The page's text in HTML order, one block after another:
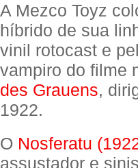
A Mezco Toyz
híbrido de sua
vinil rotocast e
vampiro do filme
des Grauens,
1922.
O Nosferatu
assustador e